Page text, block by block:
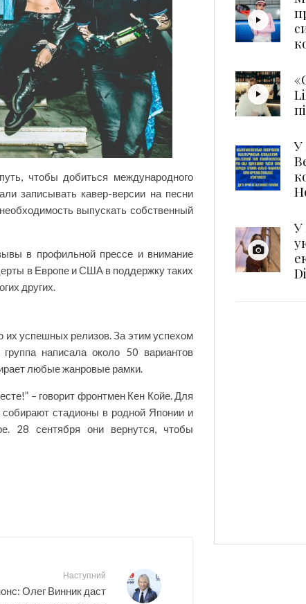
чтобы добиться международного
записывать кавер-версии на песни
выпускать собственный
в профильной прессе и внимание
в Европе и США в поддержку таких
других.
успешных релизов. За этим успехом
написала около 50 вариантов
любые жанровые рамки.
– говорит фронтмен Кен Койе. Для
стадионы в родной Японии и
28 сентября они вернутся, чтобы
Наступний
Олег Винник даст
У
У